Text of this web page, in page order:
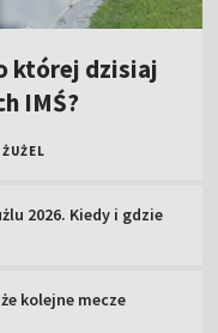
której dzisiaj
IMŚ?
ŻUŻEL
2026. Kiedy i gdzie
kolejne mecze